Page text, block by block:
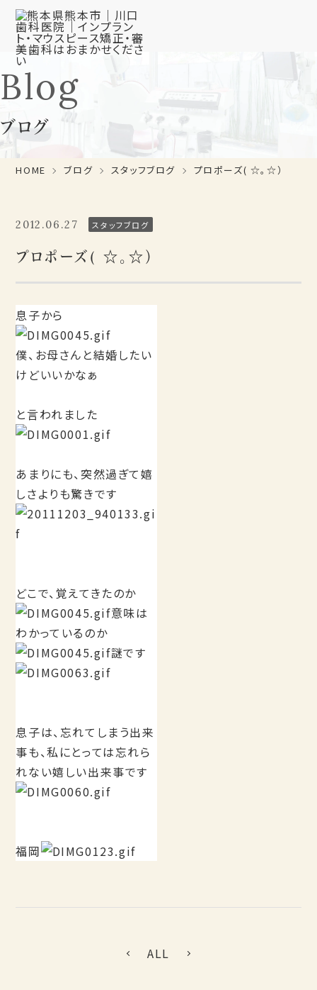
Blog
ブログ
HOME ブログ スタッフブログ プロポーズ( ☆。☆）
2012.06.27 スタッフブログ
プロポーズ( ☆。☆）
息子から
僕、お母さんと結婚したい
けどいいかなぁ
と言われました
あまりにも、突然過ぎて嬉
しさよりも驚きです
どこで、覚えてきたのか
意味は
わかっているのか
謎です
息子は、忘れてしまう出来
事も、私にとっては忘れら
れない嬉しい出来事です
福岡
ALL